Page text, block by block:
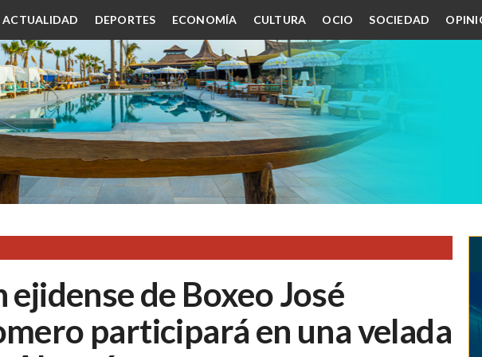
ACTUALIDAD DEPORTES ECONOMÍA CULTURA OCIO SOCIEDAD
ejidense de Boxeo José
participará en una velada